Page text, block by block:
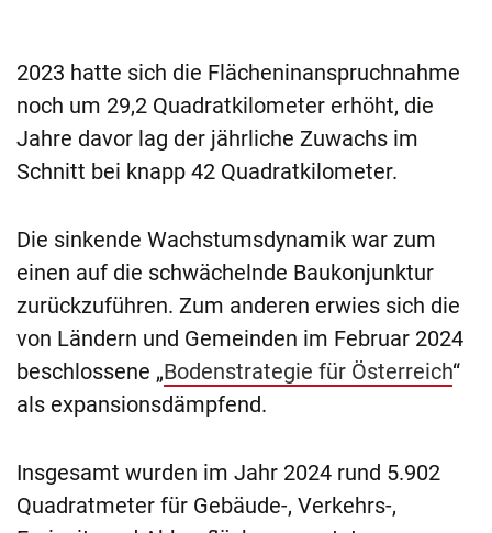
2023 hatte sich die Flächeninanspruchnahme
noch um 29,2 Quadratkilometer erhöht, die
Jahre davor lag der jährliche Zuwachs im
Schnitt bei knapp 42 Quadratkilometer.
Die sinkende Wachstumsdynamik war zum
einen auf die schwächelnde Baukonjunktur
zurückzuführen. Zum anderen erwies sich die
von Ländern und Gemeinden im Februar 2024
beschlossene „Bodenstrategie für Österreich“
als expansionsdämpfend.
Insgesamt wurden im Jahr 2024 rund 5.902
Quadratmeter für Gebäude-, Verkehrs-,